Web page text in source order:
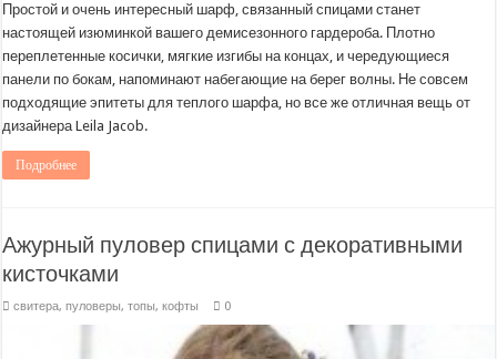
Простой и очень интересный шарф, связанный спицами станет
настоящей изюминкой вашего демисезонного гардероба. Плотно
переплетенные косички, мягкие изгибы на концах, и чередующиеся
панели по бокам, напоминают набегающие на берег волны. Не совсем
подходящие эпитеты для теплого шарфа, но все же отличная вещь от
дизайнера Leila Jacob.
Подробнее
Ажурный пуловер спицами с декоративными
кисточками
свитера, пуловеры, топы, кофты 0